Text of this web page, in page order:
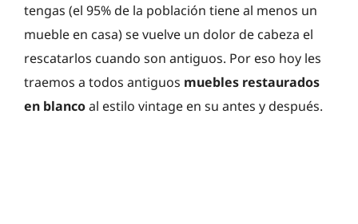
tengas (el 95% de la población tiene al menos un
mueble en casa) se vuelve un dolor de cabeza el
rescatarlos cuando son antiguos. Por eso hoy les
traemos a todos antiguos muebles restaurados
en blancoal estilo vintage en su antes y después.